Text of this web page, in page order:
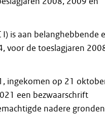
is aan belanghebbende
voor de toeslagjaren
ingekomen op 21
een bezwaarschrift
nadere gronden